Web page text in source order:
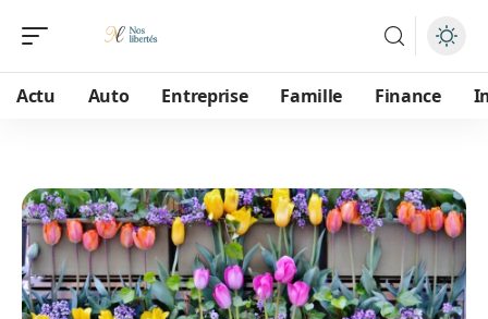
Actu Auto Entreprise Famille Finance